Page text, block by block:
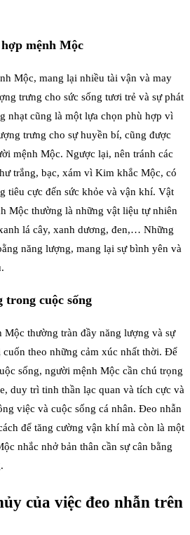
mệnh Mộc
Mộc, mang lại nhiều tài vận và may
trưng cho sức sống tươi trẻ và sự phát
nhạt cũng là một lựa chọn phù hợp vì
trưng cho sự huyền bí, cũng được
mệnh Mộc. Ngược lại, nên tránh các
trắng, bạc, xám vì Kim khắc Mộc, có
tiêu cực đến sức khỏe và vận khí. Vật
Mộc thường là những vật liệu tự nhiên
lá cây, xanh dương, đen,… Những
năng lượng, mang lại sự bình yên và
trong cuộc sống
Mộc thường tràn đầy năng lượng và sự
cuốn theo những cảm xúc nhất thời. Để
sống, người mệnh Mộc cần chú trọng
duy trì tinh thần lạc quan và tích cực và
việc và cuộc sống cá nhân. Đeo nhẫn
để tăng cường vận khí mà còn là một
nhắc nhở bản thân cần sự cân bằng
của việc đeo nhẫn trên